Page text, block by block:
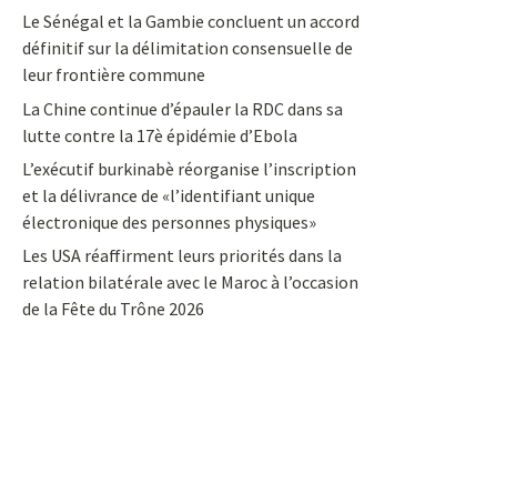
Le Sénégal et la Gambie concluent un accord
définitif sur la délimitation consensuelle de
leur frontière commune
La Chine continue d’épauler la RDC dans sa
lutte contre la 17è épidémie d’Ebola
L’exécutif burkinabè réorganise l’inscription
et la délivrance de «l’identifiant unique
électronique des personnes physiques»
Les USA réaffirment leurs priorités dans la
relation bilatérale avec le Maroc à l’occasion
de la Fête du Trône 2026